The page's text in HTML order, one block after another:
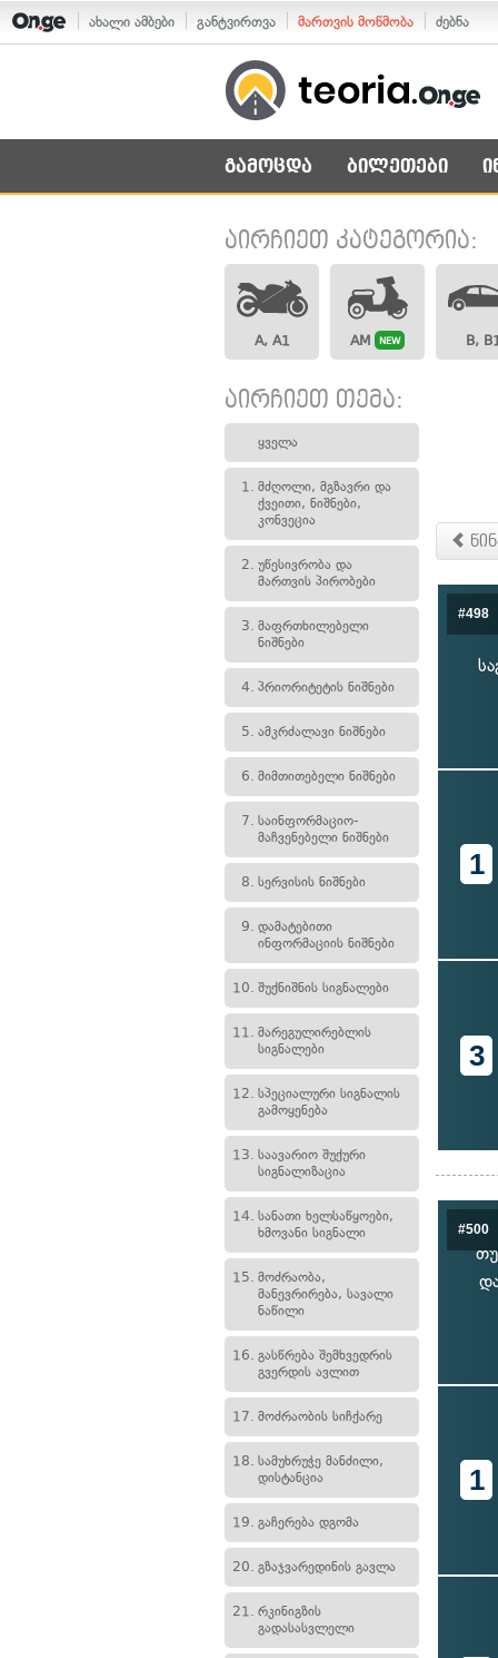
ახალი ამბები განტვირთვა მართვის მოწმობა ძებნა
გამოცდა ბილეთები
აირჩიეთ კატეგორია:
A, A1 AM NEW B,
აირჩიეთ თემა:
ყველა
1. მძღოლი, მგზავრი და
ქვეითი, ნიშნები,
კონვეცია
2. უწესივრობა და
მართვის პირობები
3. მაფრთხილებელი
ნიშნები
4. პრიორიტეტის ნიშნები
5. ამკრძალავი ნიშნები
6. მიმთითებელი ნიშნები
7. საინფორმაციო-
მაჩვენებელი ნიშნები
8. სერვისის ნიშნები
9. დამატებითი
ინფორმაციის ნიშნები
10. შუქნიშნის სიგნალები
11. მარეგულირებლის
სიგნალები
12. სპეციალური სიგნალის
გამოყენება
13. საავარიო შუქური
სიგნალიზაცია
14. სანათი ხელსაწყოები,
ხმოვანი სიგნალი
15. მოძრაობა,
მანევრირება, სავალი
ნაწილი
16. გასწრება შემხვედრის
გვერდის ავლით
17. მოძრაობის სიჩქარე
18. სამუხრუჭე მანძილი,
დისტანცია
19. გაჩერება დგომა
20. გზაჯვარედინის გავლა
21. რკინიგზის
გადასასვლელი
#498
1
3
#500
1